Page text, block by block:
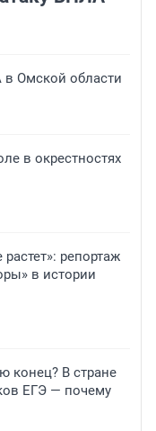
Омской области
в окрестностях
репортаж
в истории
конец? В стране
ЕГЭ — почему